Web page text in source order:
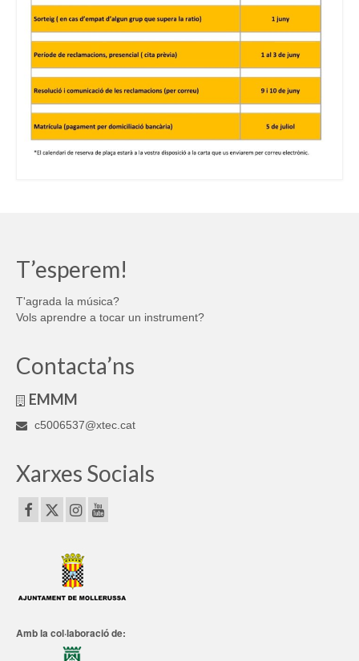
T’esperem!
T'agrada la música?
Vols aprendre a tocar un instrument?
Contacta’ns
EMMM
c5006537@xtec.cat
Xarxes Socials
Amb la col·laboració de: